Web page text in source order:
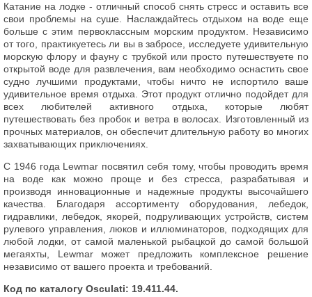
Катание на лодке - отличный способ снять стресс и оставить все
свои проблемы на суше. Наслаждайтесь отдыхом на воде еще
больше с этим первоклассным морским продуктом. Независимо
от того, практикуетесь ли вы в забросе, исследуете удивительную
морскую флору и фауну с трубкой или просто путешествуете по
открытой воде для развлечения, вам необходимо оснастить свое
судно лучшими продуктами, чтобы ничто не испортило ваше
удивительное время отдыха. Этот продукт отлично подойдет для
всех любителей активного отдыха, которые любят
путешествовать без пробок и ветра в волосах. Изготовленный из
прочных материалов, он обеспечит длительную работу во многих
захватывающих приключениях.
С 1946 года Lewmar посвятил себя тому, чтобы проводить время
на воде как можно проще и без стресса, разрабатывая и
производя инновационные и надежные продукты высочайшего
качества. Благодаря ассортименту оборудования, лебедок,
гидравлики, лебедок, якорей, подруливающих устройств, систем
рулевого управления, люков и иллюминаторов, подходящих для
любой лодки, от самой маленькой рыбацкой до самой большой
мегаяхты, Lewmar может предложить комплексное решение
независимо от вашего проекта и требований.
Код по каталогу Osculati: 19.411.44.